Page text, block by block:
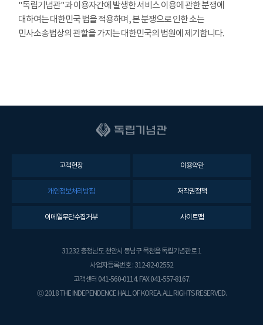
"독립기념관"과 이용자간에 발생한 서비스 이용에 관한 분쟁에
대하여는 대한민국 법을 적용하며, 본 분쟁으로 인한 소는
민사소송법상의 관할을 가지는 대한민국의 법원에 제기합니다.
고객헌장 이용약관
개인정보처리방침 저작권정책
이메일무단수집거부 사이트맵
31232 충청남도 천안시 동남구 목천읍 독립기념관로 1
사업자등록번호 : 312-82-02552
고객센터 041-560-0114. FAX 041-557-8167.
ⓒ 2018 THE INDEPENDENCE HALL OF KOREA. ALL RIGHTS RESERVED.